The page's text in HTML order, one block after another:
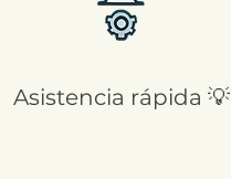
Asistencia rápida 💡